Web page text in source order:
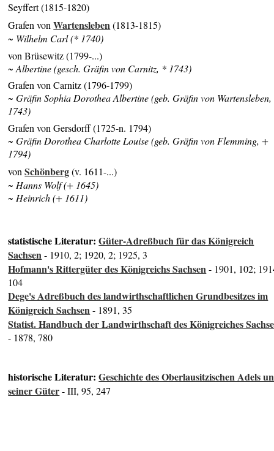
Seyffert (1815-1820)
Grafen vonWartensleben(1813-1815)
~ Wilhelm Carl (* 1740)
von Brüsewitz (1799-...)
~ Albertine (gesch. Gräfin von Carnitz, * 1743)
Grafen von Carnitz (1796-1799)
~ Gräfin Sophia Dorothea Albertine (geb. Gräfin von
1743)
Grafen von Gersdorff (1725-n. 1794)
~ Gräfin Dorothea Charlotte Louise (geb. Gräfin von Flemming, +
1794)
vonSchönberg(v. 1611-...)
~ Hanns Wolf (+ 1645)
~ Heinrich (+ 1611)
statistische Literatur:Güter-Adreßbuch für das Königreich
Sachsen- 1910, 2; 1920, 2; 1925, 3
Hofmann's Rittergüter des Königreichs Sachsen- 1901, 102;
104
Dege's Adreßbuch des landwirthschaftlichen Grundbesitzes im
Königreich Sachsen- 1891, 35
Statist. Handbuch der Landwirthschaft des Königreiches
- 1878, 780
historische Literatur:Geschichte des Oberlausitzischen Adels
seiner Güter- III, 95, 247